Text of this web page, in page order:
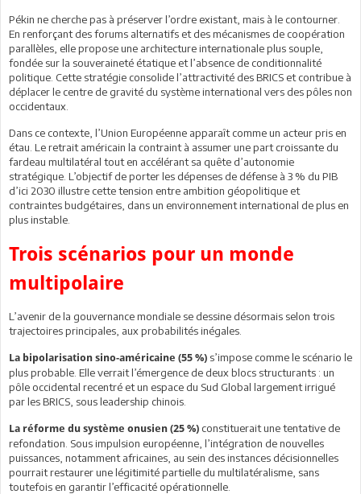
Pékin ne cherche pas à préserver l’ordre existant, mais à le contourner.
En renforçant des forums alternatifs et des mécanismes de coopération
parallèles, elle propose une architecture internationale plus souple,
fondée sur la souveraineté étatique et l’absence de conditionnalité
politique. Cette stratégie consolide l’attractivité des BRICS et contribue à
déplacer le centre de gravité du système international vers des pôles non
occidentaux.
Dans ce contexte, l’Union Européenne apparaît comme un acteur pris en
étau. Le retrait américain la contraint à assumer une part croissante du
fardeau multilatéral tout en accélérant sa quête d’autonomie
stratégique. L’objectif de porter les dépenses de défense à 3 % du PIB
d’ici 2030 illustre cette tension entre ambition géopolitique et
contraintes budgétaires, dans un environnement international de plus en
plus instable.
Trois scénarios pour un monde
multipolaire
L’avenir de la gouvernance mondiale se dessine désormais selon trois
trajectoires principales, aux probabilités inégales.
La bipolarisation sino-américaine (55 %) s’impose comme le scénario le
plus probable. Elle verrait l’émergence de deux blocs structurants : un
pôle occidental recentré et un espace du Sud Global largement irrigué
par les BRICS, sous leadership chinois.
La réforme du système onusien (25 %) constituerait une tentative de
refondation. Sous impulsion européenne, l’intégration de nouvelles
puissances, notamment africaines, au sein des instances décisionnelles
pourrait restaurer une légitimité partielle du multilatéralisme, sans
toutefois en garantir l’efficacité opérationnelle.